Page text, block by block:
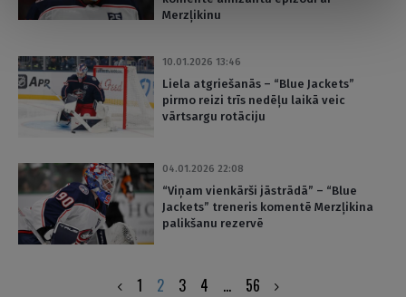
Merzļikinu
10.01.2026 13:46
Liela atgriešanās – “Blue Jackets”
pirmo reizi trīs nedēļu laikā veic
vārtsargu rotāciju
04.01.2026 22:08
“Viņam vienkārši jāstrādā” – “Blue
Jackets” treneris komentē Merzļikina
palikšanu rezervē
1 2 3 4 … 56